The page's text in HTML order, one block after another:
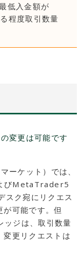
低入金額が
程度取引数量
変更は可能です
ケット）では、
びMetaTrader5
スク宛にリクエス
が可能です。但
ジは、取引数量
変更リクエストは